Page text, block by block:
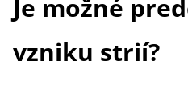
Je možné
vzniku strií?